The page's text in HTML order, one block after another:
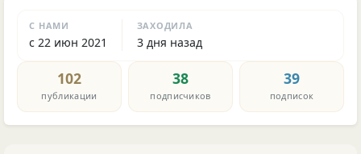
С НАМИ
с 22 июн 2021
ЗАХОДИЛА
3 дня назад
102
публикации
38
подписчиков
39
подписок